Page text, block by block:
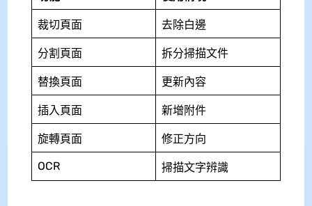
裁切頁面 去除白邊
分割頁面 拆分掃描文件
替換頁面 更新內容
插入頁面 新增附件
旋轉頁面 修正方向
OCR 掃描文字辨識